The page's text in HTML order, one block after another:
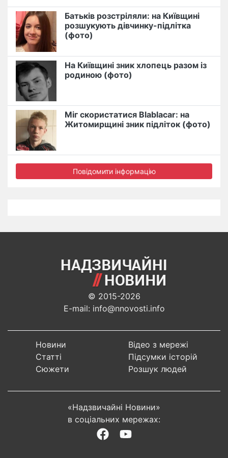
Батьків розстріляли: на Київщині
розшукують дівчинку-підлітка
(фото)
На Київщині зник хлопець разом із
родиною (фото)
Міг скористатися Blablacar: на
Житомирщині зник підліток (фото)
Повідомити інформацію
© 2015-2026
E-mail: info@nnovosti.info
Новини
Статті
Сюжети
Відео з мережі
Підсумки історій
Розшук людей
«Надзвичайні Новини»
в соціальних мережах: